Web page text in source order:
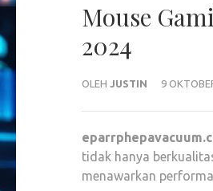
Mouse
2024
OLEH JUSTIN 9
tidak hanya
menawarkan